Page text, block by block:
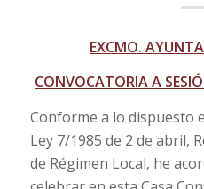
EXCMO.
CONVOCATORIA A
Conforme a lo dispuesto
Ley 7/1985 de 2 de abril,
de Régimen Local, he